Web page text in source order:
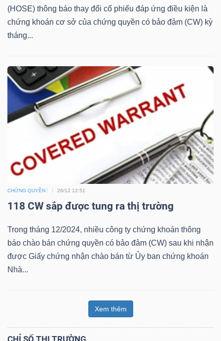
(HOSE) thông báo thay đổi cổ phiếu đáp ứng điều kiện là
chứng khoán cơ sở của chứng quyền có bảo đảm (CW) kỳ
tháng...
CHỨNG QUYỀN 26/12 12:51
118 CW sắp được tung ra thị trường
Trong tháng 12/2024, nhiều công ty chứng khoán thông
báo chào bán chứng quyền có bảo đảm (CW) sau khi nhận
được Giấy chứng nhận chào bán từ Ủy ban chứng khoán
Nhà...
Xem thêm
CHỈ SỐ THỊ TRƯỜNG
Đào
tạo
Sách
chính
Công
cụ
đầu